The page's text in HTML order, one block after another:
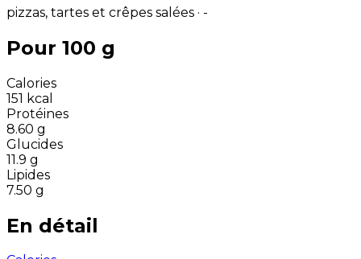
pizzas, tartes et crêpes salées · -
Pour 100 g
Calories
151 kcal
Protéines
8.60 g
Glucides
11.9 g
Lipides
7.50 g
En détail